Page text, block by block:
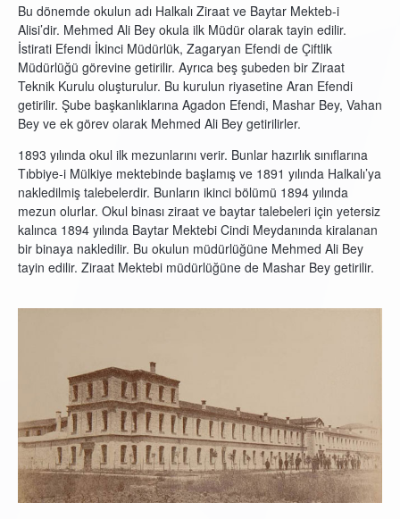
Bu dönemde okulun adı Halkalı Ziraat ve Baytar Mekteb-i
Alisi’dir. Mehmed Ali Bey okula ilk Müdür olarak tayin edilir.
İstirati Efendi İkinci Müdürlük, Zagaryan Efendi de Çiftlik
Müdürlüğü görevine getirilir. Ayrıca beş şubeden bir Ziraat
Teknik Kurulu oluşturulur. Bu kurulun riyasetine Aran Efendi
getirilir. Şube başkanlıklarına Agadon Efendi, Mashar Bey, Vahan
Bey ve ek görev olarak Mehmed Ali Bey getirilirler.
1893 yılında okul ilk mezunlarını verir. Bunlar hazırlık sınıflarına
Tıbbiye-i Mülkiye mektebinde başlamış ve 1891 yılında Halkalı’ya
nakledilmiş talebelerdir. Bunların ikinci bölümü 1894 yılında
mezun olurlar. Okul binası ziraat ve baytar talebeleri için yetersiz
kalınca 1894 yılında Baytar Mektebi Cindi Meydanında kiralanan
bir binaya nakledilir. Bu okulun müdürlüğüne Mehmed Ali Bey
tayin edilir. Ziraat Mektebi müdürlüğüne de Mashar Bey getirilir.